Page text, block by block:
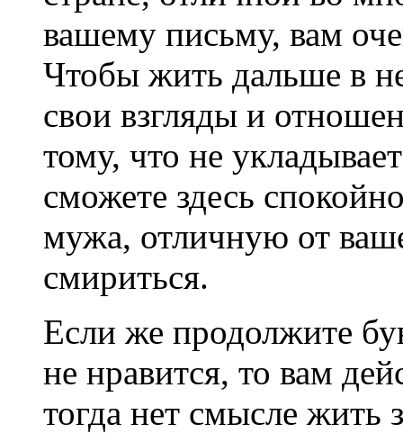
вашему письму, вам
Чтобы жить дальше в
свои взгляды и
тому, что не
сможете здесь
мужа, отличную от
смириться.
Если же продолжите
не нравится, то вам
тогда нет смысле жить